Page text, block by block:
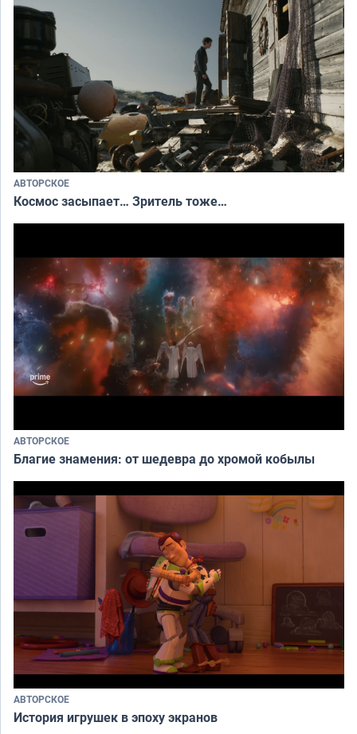
АВТОРСКОЕ
Космос засыпает… Зритель тоже…
АВТОРСКОЕ
Благие знамения: от шедевра до хромой кобылы
АВТОРСКОЕ
История игрушек в эпоху экранов